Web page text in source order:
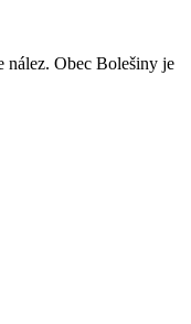
nález. Obec Bolešiny je